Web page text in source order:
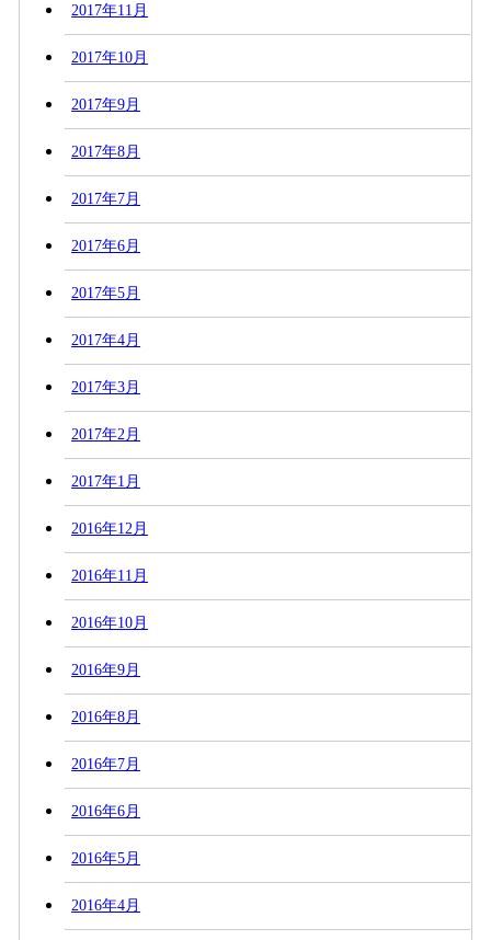
2017年11月
2017年10月
2017年9月
2017年8月
2017年7月
2017年6月
2017年5月
2017年4月
2017年3月
2017年2月
2017年1月
2016年12月
2016年11月
2016年10月
2016年9月
2016年8月
2016年7月
2016年6月
2016年5月
2016年4月